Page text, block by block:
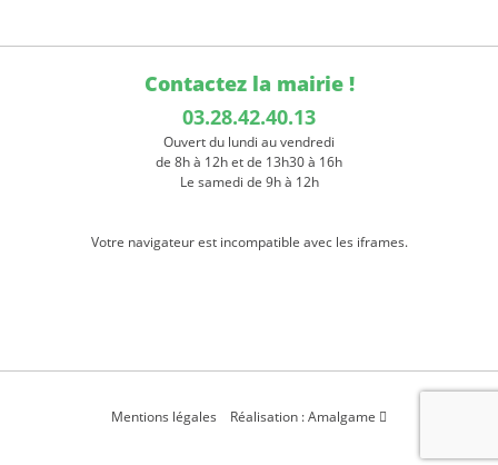
Contactez la mairie !
03.28.42.40.13
Ouvert du lundi au vendredi
de 8h à 12h et de 13h30 à 16h
Le samedi de 9h à 12h
Votre navigateur est incompatible avec les iframes.
Mentions légales Réalisation : Amalgame